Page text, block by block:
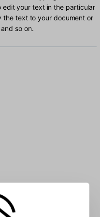
your text in the particular
the text to your document or
so on.
into the box: